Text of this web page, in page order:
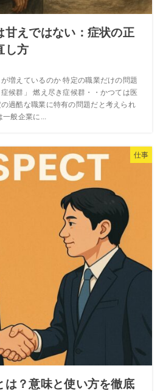
甘えではない：症状の正
し方
増えているのか 特定の職業だけの問題
候群」 燃え尽き症候群・・かつては医
過酷な職業に特有の問題だと考えられ
般企業に...
仕事
は？意味と使い方を徹底